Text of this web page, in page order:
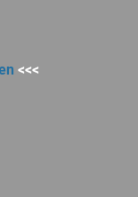
<<<